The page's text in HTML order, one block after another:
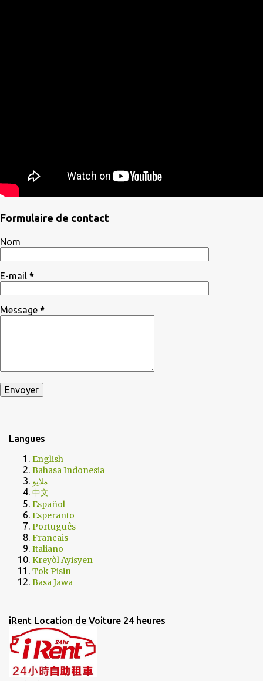
Formulaire de contact
Nom
E-mail *
Message *
Langues
English
Bahasa Indonesia
ملايو
中文
Español
Esperanto
Português
Français
Italiano
Kreyòl Ayisyen
Tok Pisin
Basa Jawa
iRent Location de Voiture 24 heures